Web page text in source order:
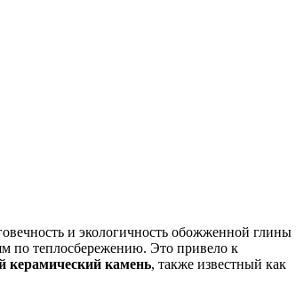
и экологичность обожженной глины
по теплосбережению. Это привело к
камень, также известный как